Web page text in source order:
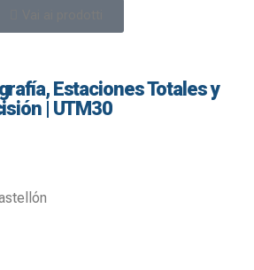
Estaciones Totales y
| UTM30